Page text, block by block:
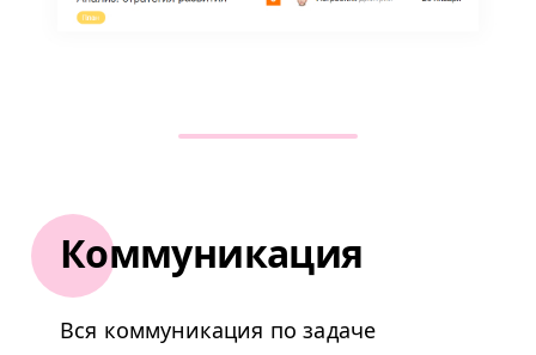
Коммуникация
Вся коммуникация по задаче